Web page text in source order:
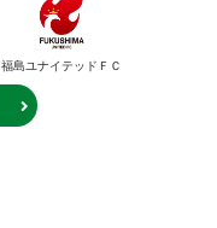
福島ユナイテッドＦＣ